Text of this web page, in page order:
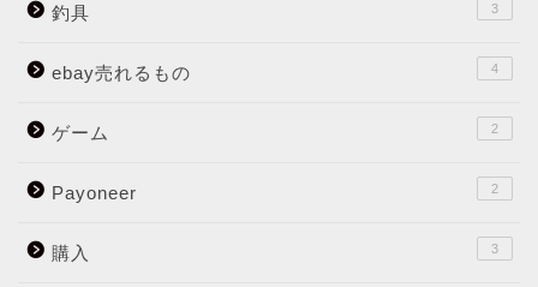
釣具 3
ebay売れるもの 4
ゲーム 2
Payoneer 2
購入 3